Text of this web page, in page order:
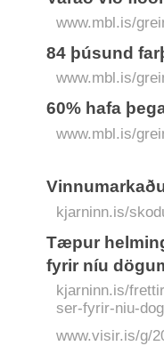
www.mbl.is/
84 þúsund
www.mbl.is/
60% hafa
www.mbl.is/
kjarninn.is/
Tæpur
fyrir níu
kjarninn.is/
ser-fyrir-niu-
www.visir.is/g/